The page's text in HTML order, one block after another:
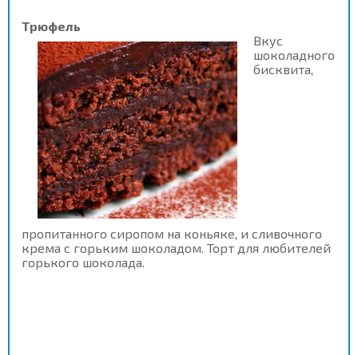
Трюфель
Вкус
шоколадного
бисквита,
пропитанного сиропом на коньяке, и сливочного
крема с горьким шоколадом. Торт для любителей
горького шоколада.